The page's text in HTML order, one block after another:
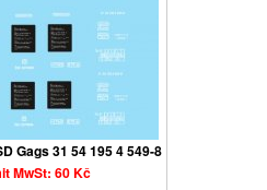
Gags 31 54 195 4 549-8
MwSt: 60 Kč